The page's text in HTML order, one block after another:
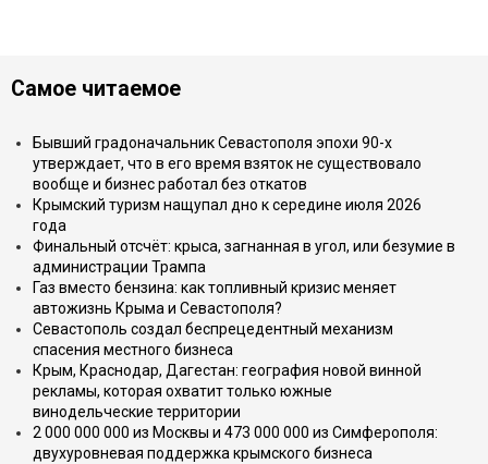
Самое читаемое
Бывший градоначальник Севастополя эпохи 90-х
утверждает, что в его время взяток не существовало
вообще и бизнес работал без откатов
Крымский туризм нащупал дно к середине июля 2026
года
Финальный отсчёт: крыса, загнанная в угол, или безумие в
администрации Трампа
Газ вместо бензина: как топливный кризис меняет
автожизнь Крыма и Севастополя?
Севастополь создал беспрецедентный механизм
спасения местного бизнеса
Крым, Краснодар, Дагестан: география новой винной
рекламы, которая охватит только южные
винодельческие территории
2 000 000 000 из Москвы и 473 000 000 из Симферополя:
двухуровневая поддержка крымского бизнеса